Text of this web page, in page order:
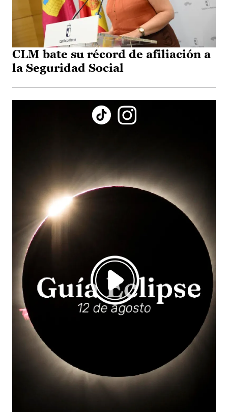
CLM bate su récord de afiliación a
la Seguridad Social